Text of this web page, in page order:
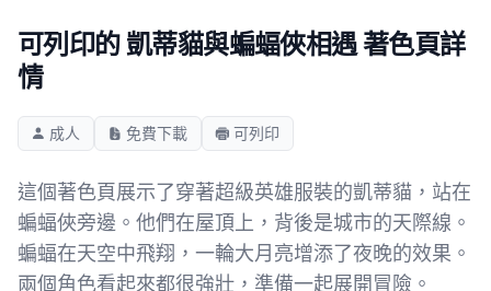
可列印的 凱蒂貓與蝙蝠俠相遇 著色頁詳
情
成人 免費下載 可列印
這個著色頁展示了穿著超級英雄服裝的凱蒂貓，站在
蝙蝠俠旁邊。他們在屋頂上，背後是城市的天際線。
蝙蝠在天空中飛翔，一輪大月亮增添了夜晚的效果。
兩個角色看起來都很強壯，準備一起展開冒險。